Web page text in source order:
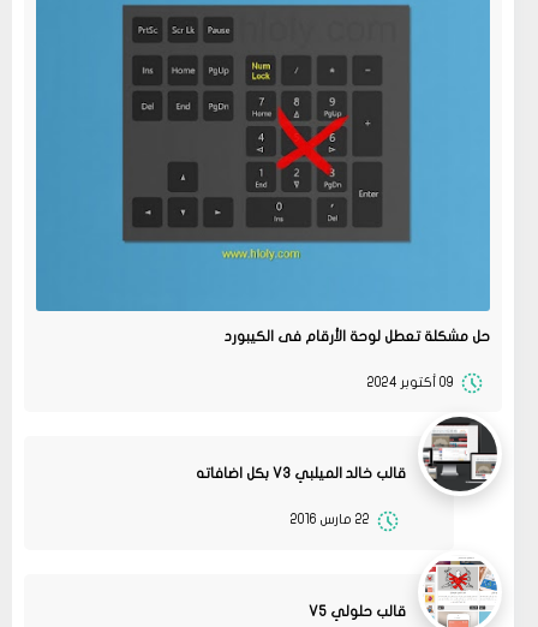
حل مشكلة تعطل لوحة الأرقام فى الكيبورد
09 أكتوبر 2024
قالب خالد الميلبي V3 بكل اضافاته
22 مارس 2016
قالب حلولي V5